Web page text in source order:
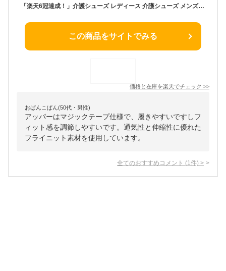
「楽天6冠達成！」介護シューズ レディース 介護シューズ メンズ 介護シューズ あゆみ 室内 介護靴 リハビリシューズ スリッポン スニーカー 高齢者 外履き 快歩主義 外反母趾 女性用 リハビリ 軽い 幅広甲高 転倒予防 通気性 ウォーキング ギフト プレゼント 22.5-26cm
この商品をサイトでみる
価格と在庫を楽天でチェック >>
おぱんこぱん(50代・男性)
アッパーはマジックテープ仕様で、履きやすいですしフ
ィット感を調節しやすいです。通気性と伸縮性に優れた
フライニット素材を使用しています。
全てのおすすめコメント (1 件) >